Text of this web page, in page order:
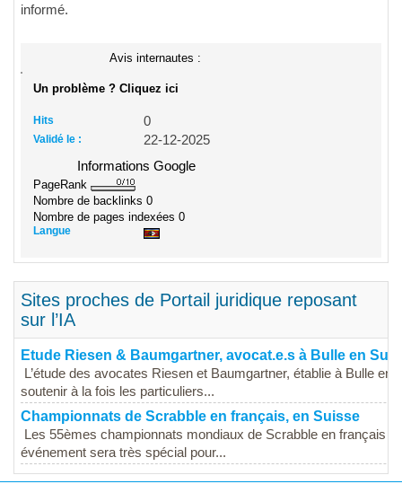
informé.
Avis internautes :
Un problème ? Cliquez ici
Hits 0
Validé le :
22-12-2025
Informations Google
PageRank
Nombre de backlinks 0
Nombre de pages indexées 0
Langue
Sites proches de Portail juridique reposant
sur l’IA
Etude Riesen & Baumgartner, avocat.e.s à Bulle en
L’étude des avocates Riesen et Baumgartner, établie à Bulle
soutenir à la fois les particuliers...
Championnats de Scrabble en français, en Suisse
Les 55èmes championnats mondiaux de Scrabble en français
événement sera très spécial pour...